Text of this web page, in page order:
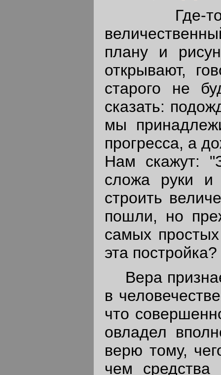
Где-то
плану и
открывают,
старого не
сказать:
мы
прогресса, а
Нам скажут:
сложа руки и
строить
пошли, но
самых
эта постройка?
Вера
в
что
овладел
верю тому,
чем средства